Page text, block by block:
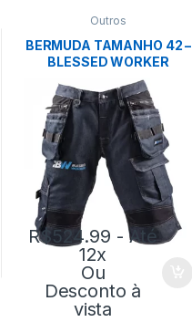
Outros
BERMUDA TAMANHO 42 –
BLESSED WORKER
R$524.99 - Até
12x
Ou
Desconto à
vista